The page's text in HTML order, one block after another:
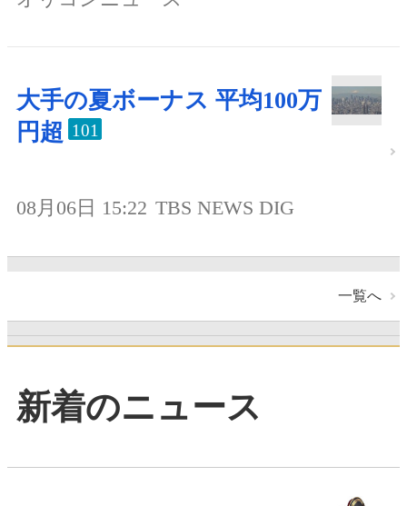
大手の夏ボーナス 平均100万
円超 101
08月06日 15:22 TBS NEWS DIG
一覧へ
新着のニュース